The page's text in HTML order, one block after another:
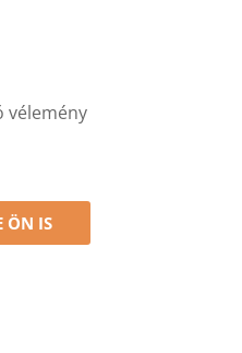
vélemény
ÖN IS